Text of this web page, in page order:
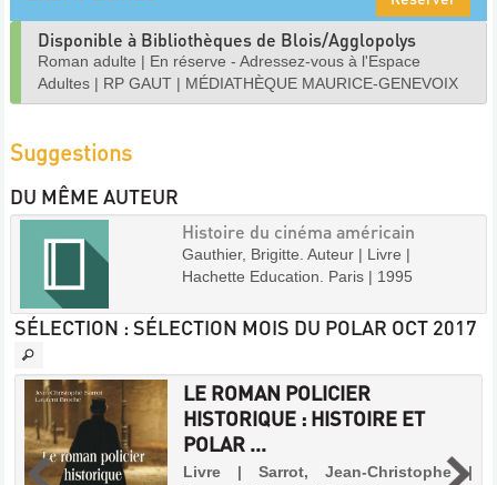
Disponible à Bibliothèques de Blois/Agglopolys
Roman adulte | En réserve - Adressez-vous à l'Espace
Adultes | RP GAUT | MÉDIATHÈQUE MAURICE-GENEVOIX
Suggestions
DU MÊME AUTEUR
Histoire du cinéma américain
Gauthier, Brigitte. Auteur | Livre |
Hachette Education. Paris | 1995
SÉLECTION : SÉLECTION MOIS DU POLAR OCT 2017
LE ROMAN POLICIER
HISTORIQUE : HISTOIRE ET
POLAR ...
Livre | Sarrot, Jean-Christophe |